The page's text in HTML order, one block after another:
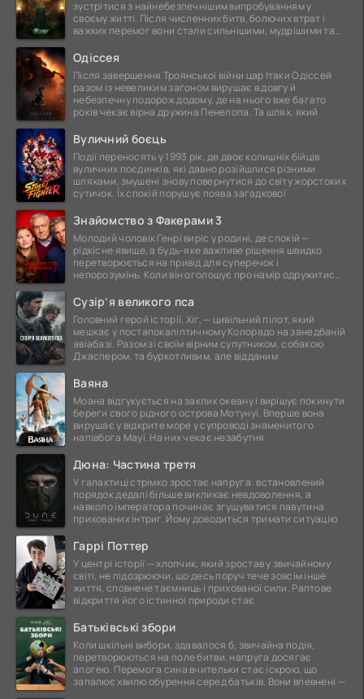
зустрітися з найнебезпечнішим випробуванням у
своєму житті. Після численних битв, болючих втрат і
важких перемог вони стали сильнішими, мудрішими та
Одіссея
Після завершення Троянської війни цар Ітаки Одіссей
разом із невеликим загоном вирушає в довгу й
небезпечну подорож додому, де на нього вже багато
років чекає вірна дружина Пенелопа. Та шлях, який
Вуличний боєць
Події переносять у 1993 рік, де двоє колишніх бійців
вуличних поєдинків, які давно розійшлися різними
шляхами, змушені знову повернутися до світу жорстоких
сутичок. Їх спокій порушує поява загадкової
Знайомство з Факерами 3
Молодий чоловік Генрі виріс у родині, де спокій —
рідкісне явище, а будь-яке важливе рішення швидко
перетворюється на привід для суперечок і
непорозумінь. Коли він оголошує про намір одружитися,
Сузір’я великого пса
Головний герой історії, Хіг, — цивільний пілот, який
мешкає у постапокаліптичному Колорадо на занедбаній
авіабазі. Разом зі своїм вірним супутником, собакою
Джаспером, та буркотливим, але відданим
Ваяна
Моана відгукується на заклик океану і вирішує покинути
береги свого рідного острова Мотунуї. Вперше вона
вирушає у відкрите море у супроводі знаменитого
напівбога Мауї. На них чекає незабутня
Дюна: Частина третя
У галактиці стрімко зростає напруга: встановлений
порядок дедалі більше викликає невдоволення, а
навколо імператора починає згущуватися павутина
прихованих інтриг. Йому доводиться тримати ситуацію
Гаррі Поттер
У центрі історії — хлопчик, який зростав у звичайному
світі, не підозрюючи, що десь поруч тече зовсім інше
життя, сповнене таємниць і прихованої сили. Раптове
відкриття його істинної природи стає
Батьківські збори
Коли шкільні вибори, здавалося б, звичайна подія,
перетворюються на поле битви, напруга досягає
апогею. Перемога сина вчительки стає іскрою, що
запалює хвилю обурення серед батьків. Вони впевнені —